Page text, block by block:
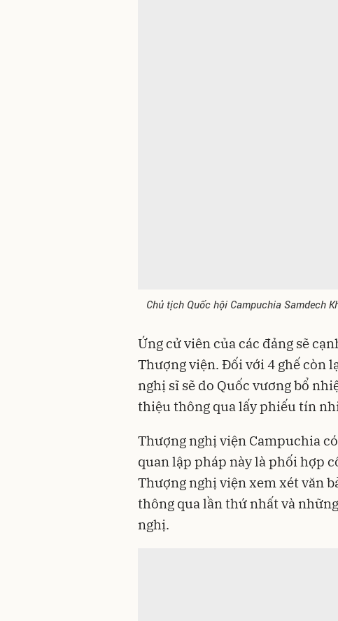
Chủ tịch Quốc hội Campuchia Samdech
Ứng cử viên của các đảng sẽ
Thượng viện. Đối với 4 ghế còn
nghị sĩ sẽ do Quốc vương bổ
thiệu thông qua lấy phiếu tín
Thượng nghị viện Campuchia
quan lập pháp này là phối hợp
Thượng nghị viện xem xét văn
thông qua lần thứ nhất và
nghị.